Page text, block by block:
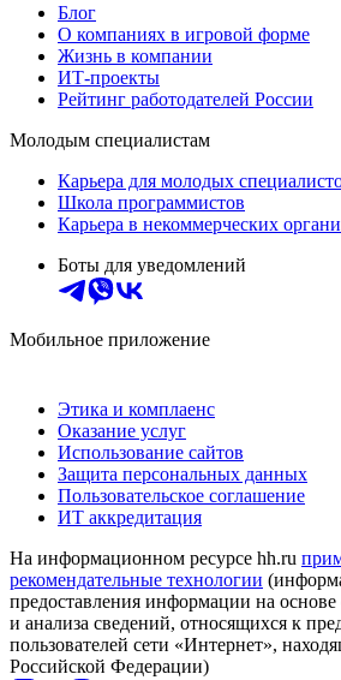
Блог
О компаниях в игровой форме
Жизнь в компании
ИТ-проекты
Рейтинг работодателей России
Молодым специалистам
Карьера для молодых
Школа программистов
Карьера в некоммерческих
Боты для уведомлений
Мобильное приложение
Этика и комплаенс
Оказание услуг
Использование сайтов
Защита персональных данных
Пользовательское соглашение
ИТ аккредитация
На информационном ресурсе hh.ru
рекомендательные технологии
предоставления информации на основе
и анализа сведений, относящихся к
пользователей сети «Интернет»,
Российской Федерации)